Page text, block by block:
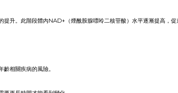
升。此階段體內NAD+（煙酰胺腺嘌呤二核苷酸）水平逐漸提高，促
相關疾病的風險。